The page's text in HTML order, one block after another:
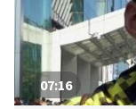
07:16